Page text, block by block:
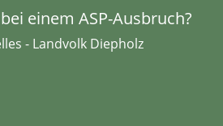
einem ASP-Ausbruch?
- Landvolk Diepholz